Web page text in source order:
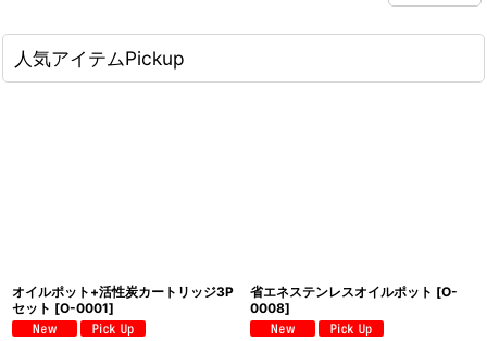
人気アイテムPickup
オイルポット+活性炭カートリッジ3P
セット [O-0001]
省エネステンレスオイルポット [O-
0008]